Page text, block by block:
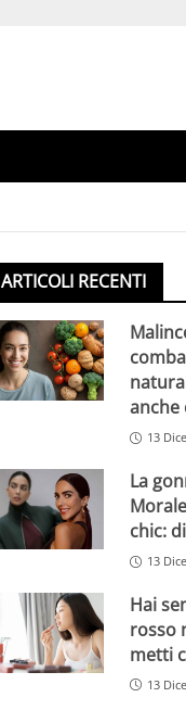
ARTICOLI RECENTI
anche
13
La
chic:
13
Hai
rosso
metti
13